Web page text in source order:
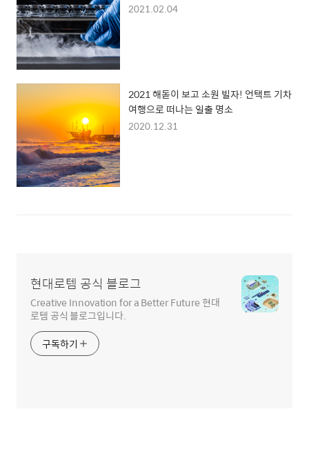
2021.02.04
2021 해돋이 보고 소원 빌자! 언택트 기차
여행으로 떠나는 일출 명소
2020.12.31
현대로템 공식 블로그
Creative Innovation for a Better Future 현대
로템 공식 블로그입니다.
구독하기